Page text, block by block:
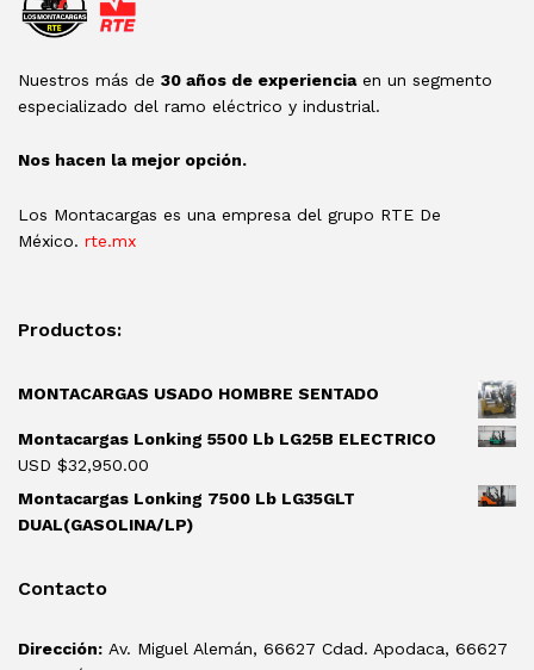
Nuestros más de 30 años de experienciaen un segmento
especializado del ramo eléctrico y industrial.
Nos hacen la mejor opción.
Los Montacargas es una empresa del grupo RTE De
México. rte.mx
Productos:
MONTACARGAS USADO HOMBRE SENTADO
Montacargas Lonking 5500 Lb LG25B ELECTRICO
USD $32,950.00
Montacargas Lonking 7500 Lb LG35GLT
DUAL(GASOLINA/LP)
Contacto
Dirección: Av. Miguel Alemán, 66627 Cdad. Apodaca, 66627